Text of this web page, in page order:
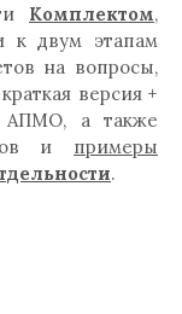
Комплектом,
к двум этапам
на вопросы,
версия +
АПМО, а также
и примеры
.